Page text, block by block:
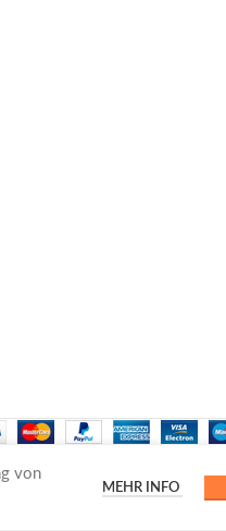
von
MEHR INFO